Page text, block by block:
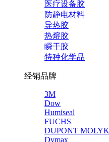
医疗设备胶
防静电材料
导热胶
热熔胶
瞬干胶
特种化学品
经销品牌
3M
Dow
Humiseal
FUCHS
DUPONT
Dymax